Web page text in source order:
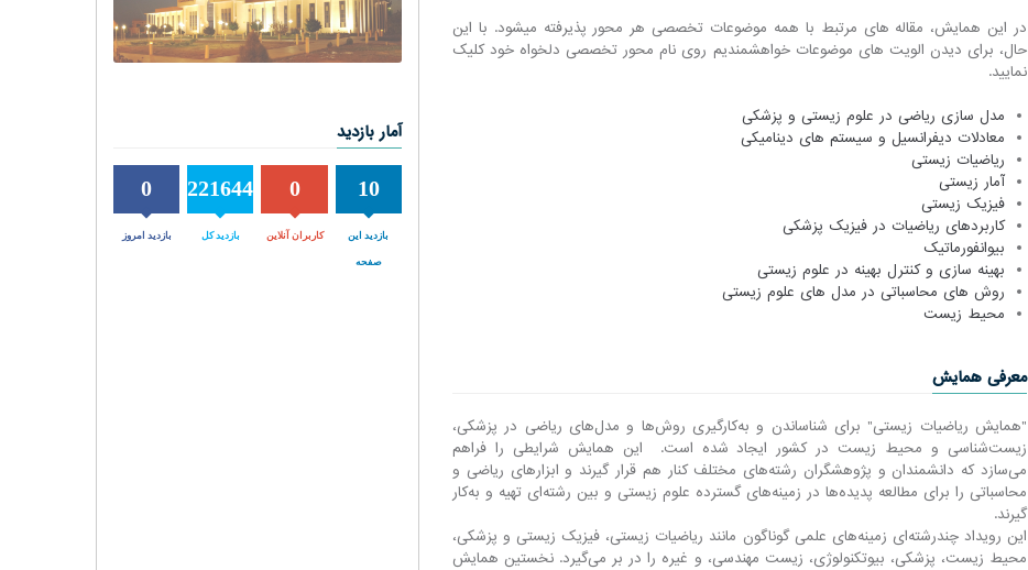
در این همایش، مقاله های مرتبط با همه موضوعات تخصصی هر محور پذیرفته می​شود. با این
حال، برای دیدن الویت های موضوعات خواهشمندیم روی نام محور تخصصی دلخواه خود کلیک
نمایید.
مدل سازی ریاضی در علوم زیستی و پزشکی
معادلات دیفرانسیل و سیستم های دینامیکی
ریاضیات زیستی
آمار زیستی
فیزیک زیستی
کاربردهای ریاضیات در فیزیک پزشکی
بیوانفورماتیک
بهینه سازی و کنترل بهینه در علوم زیستی
روش های محاسباتی در مدل های علوم زیستی
محیط زیست
معرفی همایش
"همایش ریاضیات زیستی" برای شناساندن و به‌کار‌گیری روش‌ها و مدل‌های ریاضی در پزشکی،
زیست‌شناسی و محیط زیست در کشور ایجاد شده است. این همایش شرایطی را فراهم
می‌سازد که دانشمندان و پژوهشگران رشته‌های مختلف کنار هم قرار گیرند و ابزارهای ریاضی و
محاسباتی را برای مطالعه پدیده‌ها در زمینه‌های گسترده علوم زیستی و بین رشته‌ای تهیه و به‌کار
گیرند.
این رویداد چندرشته‌ای زمینه‌های علمی گوناگون مانند ریاضیات زیستی، فیزیک زیستی و پزشکی،
محیط زیست، پزشکی، بیوتکنولوژی، زیست مهندسی، و غیره را در بر می‌گیرد. نخستین همایش
آمار بازدید
0
بازدید امروز
221644
بازدید کل
0
کاربران آنلاین
10
بازدید این
صفحه